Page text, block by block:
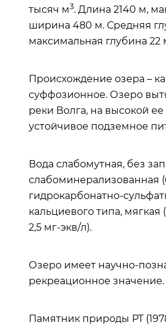
тысяч м3. Длина 2140 м,
ширина 480 м. Средняя
максимальная глубина 22
Происхождение озера –
суффозионное. Озеро
реки Волга, на высокой
устойчивое подземное
Вода слабомутная, без
слабоминерализованная
гидрокарбонатно-
кальциевого типа, мягкая
2,5 мг-экв/л).
Озеро имеет научно-
рекреационное значение.
Памятник природы РТ